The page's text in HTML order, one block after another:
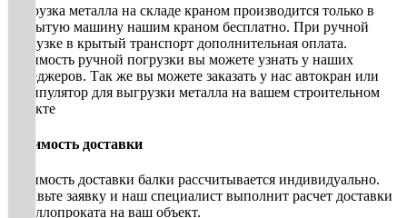
Погрузка металла на складе краном производится только в
открытую машину нашим краном бесплатно. При ручной
погрузке в крытый транспорт дополнительная оплата.
Стоимость ручной погрузки вы можете узнать у наших
менеджеров. Так же вы можете заказать у нас автокран или
манипулятор для выгрузки металла на вашем строительном
объекте
Стоимость доставки
Стоимость доставки балки рассчитывается индивидуально.
Оставьте заявку и наш специалист выполнит расчет доставки
металлопроката на ваш объект.